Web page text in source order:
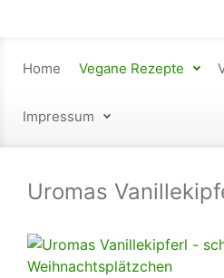
Home Vegane Rezepte
Impressum
Uromas